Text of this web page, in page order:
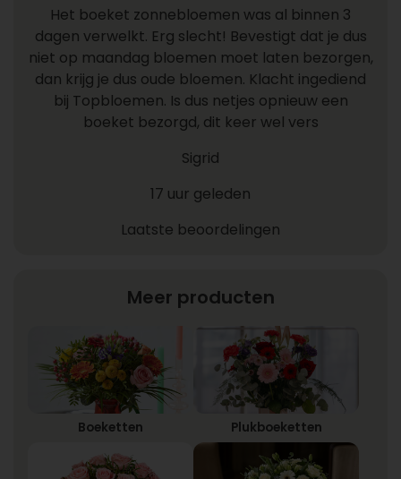
Het boeket zonnebloemen was al binnen 3
dagen verwelkt. Erg slecht! Bevestigt dat je dus
niet op maandag bloemen moet laten bezorgen,
dan krijg je dus oude bloemen. Klacht ingediend
bij Topbloemen. Is dus netjes opnieuw een
boeket bezorgd, dit keer wel vers
Sigrid
17 uur geleden
Laatste beoordelingen
Meer producten
Boeketten Plukboeketten